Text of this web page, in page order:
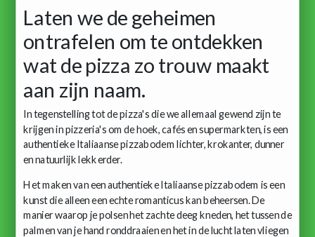
Laten we de geheimen
ontrafelen om te ontdekken
wat de pizza zo trouw maakt
aan zijn naam.
In tegenstelling tot de pizza's die we allemaal gewend zijn te
krijgen in pizzeria's om de hoek, cafés en supermarkten, is een
authentieke Italiaanse pizzabodem lichter, krokanter, dunner
en natuurlijk lekkerder.
Het maken van een authentieke Italiaanse pizzabodem is een
kunst die alleen een echte romanticus kan beheersen. De
manier waarop je polsen het zachte deeg kneden, het tussen de
palmen van je hand ronddraaien en het in de lucht laten vliegen